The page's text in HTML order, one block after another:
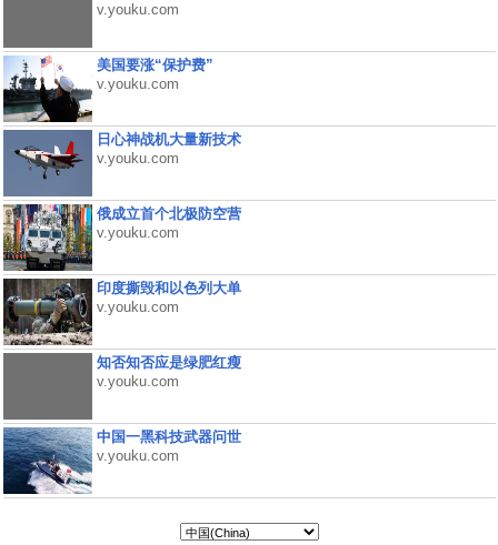
v.youku.com
美国要涨“保护费”
v.youku.com
日心神战机大量新技术
v.youku.com
俄成立首个北极防空营
v.youku.com
印度撕毁和以色列大单
v.youku.com
知否知否应是绿肥红瘦
v.youku.com
中国一黑科技武器问世
v.youku.com